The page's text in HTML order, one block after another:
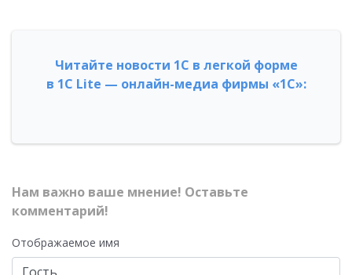
Читайте новости 1С в легкой форме
в 1С Lite — онлайн-медиа фирмы «1С»:
Нам важно ваше мнение! Оставьте
комментарий!
Отображаемое имя